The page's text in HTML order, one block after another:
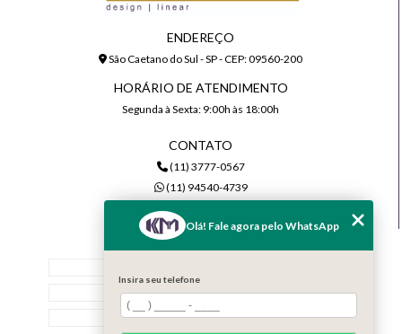
ENDEREÇO
São Caetano do Sul - SP - CEP: 09560-200
HORÁRIO DE ATENDIMENTO
Segunda à Sexta: 9:00h às 18:00h
CONTATO
(11) 3777-0567
(11) 94540-4739
comercial@kmiluminacao.com.br
Quem Somos
Serviços
Olá! Fale agora pelo WhatsApp
Insira seu telefone